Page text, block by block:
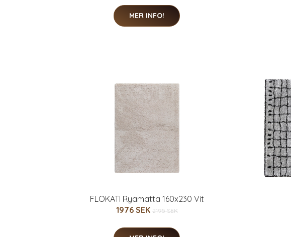
MER INFO!
FLOKATI Ryamatta 160x230 Vit
1976 SEK 2195 SEK